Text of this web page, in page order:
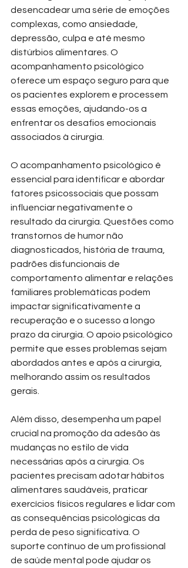
desencadear uma série de emoções
complexas, como ansiedade,
depressão, culpa e até mesmo
distúrbios alimentares. O
acompanhamento psicológico
oferece um espaço seguro para que
os pacientes explorem e processem
essas emoções, ajudando-os a
enfrentar os desafios emocionais
associados à cirurgia.
O acompanhamento psicológico é
essencial para identificar e abordar
fatores psicossociais que possam
influenciar negativamente o
resultado da cirurgia. Questões como
transtornos de humor não
diagnosticados, história de trauma,
padrões disfuncionais de
comportamento alimentar e relações
familiares problemáticas podem
impactar significativamente a
recuperação e o sucesso a longo
prazo da cirurgia. O apoio psicológico
permite que esses problemas sejam
abordados antes e após a cirurgia,
melhorando assim os resultados
gerais.
Além disso, desempenha um papel
crucial na promoção da adesão às
mudanças no estilo de vida
necessárias após a cirurgia. Os
pacientes precisam adotar hábitos
alimentares saudáveis, praticar
exercícios físicos regulares e lidar com
as consequências psicológicas da
perda de peso significativa. O
suporte contínuo de um profissional
de saúde mental pode ajudar os